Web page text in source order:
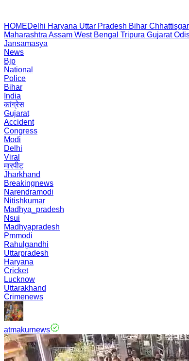
HOMEDelhi Haryana Uttar Pradesh Bihar
Maharashtra Assam West Bengal Tripura Gujarat
Jansamasya
News
Bjp
National
Police
Bihar
India
कांग्रेस
Gujarat
Accident
Congress
Modi
Delhi
Viral
मारपीट
Jharkhand
Breakingnews
Narendramodi
Nitishkumar
Madhya_pradesh
Nsui
Madhyapradesh
Pmmodi
Rahulgandhi
Uttarpradesh
Haryana
Cricket
Lucknow
Uttarakhand
Crimenews
atmakurnews